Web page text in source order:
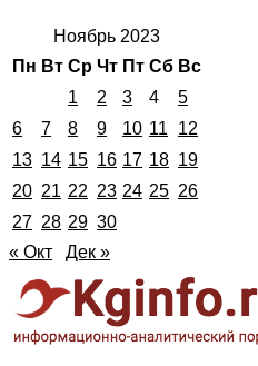
Ноябрь 2023
Пн Вт Ср Чт Пт Сб Вс
1
2 3 4
5
6
7 8 9 10 11 12
13 14 15 16 17 18 19
20 21 22 23 24 25 26
27 28 29 30
« Окт
Дек »